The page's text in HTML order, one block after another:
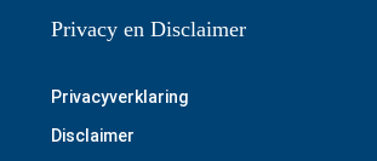
Privacy en Disclaimer
Privacyverklaring
Disclaimer